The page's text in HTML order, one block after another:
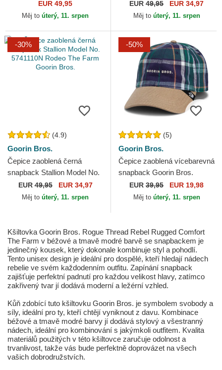
Horse Rebel The Wild West
Core Canvas The Farm
EUR 49,95
Měj to úterý, 11. srpen
Champ Business
Professional The Farm
EUR 49,95 EUR 34,97
Měj to úterý, 11. srpen
-30%
(4.9)
Goorin Bros.
Čepice zaoblená černá
snapback Stallion Model No.
5741110N Rodeo The Farm
Goorin Bros.
EUR49,95 EUR 34,97
Měj to úterý, 11. srpen
-50%
(5)
Goorin Bros.
Čepice zaoblená vícebarevná
snapback Goorin Bros.
Curved Brim Hardly Working
Papa Cap Madras The...
EUR 39,95 EUR 19,98
Měj to úterý, 11. srpen
Kšiltovka Goorin Bros. Rogue Thread Rebel Rugged Comfort
The Farm v béžové a tmavě modré barvě se snapbackem je
jedinečný kousek, který dokonale kombinuje styl a pohodlí.
Tento unisex design je ideální pro dospělé, kteří hledají nádech
rebelie ve svém každodenním outfitu. Zapínání snapback
zajišťuje perfektní padnutí pro každou velikost hlavy, zatímco
zakřivený tvar jí dodává moderní a ležérní vzhled.
Kůň zdobící tuto kšiltovku Goorin Bros. je symbolem svobody a
síly, ideální pro ty, kteří chtějí vyniknout z davu. Kombinace
béžové a tmavě modré barvy jí dodává stylový a všestranný
nádech, ideální pro kombinování s jakýmkoli outfitem. Kvalita
materiálů použitých v této kšiltovce zaručuje odolnost a
trvanlivost, takže vás bude perfektně doprovázet na všech
vašich dobrodružstvích.